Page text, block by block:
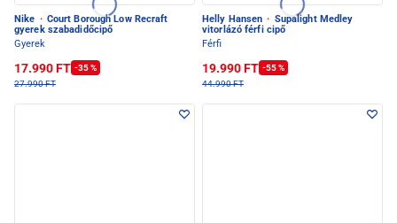
Nike · Court Borough Low Recraft
gyerek szabadidőcipő
Gyerek
17.990 FT -35 %
27.990 FT
Helly Hansen · Supalight Medley
vitorlázó férfi cipő
Férfi
19.990 FT -55 %
44.990 FT